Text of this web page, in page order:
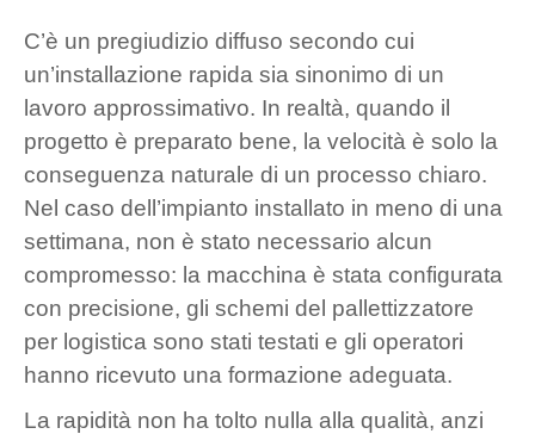
C’è un pregiudizio diffuso secondo cui
un’installazione rapida sia sinonimo di un
lavoro approssimativo. In realtà, quando il
progetto è preparato bene, la velocità è solo la
conseguenza naturale di un processo chiaro.
Nel caso dell’impianto installato in meno di una
settimana, non è stato necessario alcun
compromesso: la macchina è stata configurata
con precisione, gli schemi del pallettizzatore
per logistica sono stati testati e gli operatori
hanno ricevuto una formazione adeguata.
La rapidità non ha tolto nulla alla qualità, anzi